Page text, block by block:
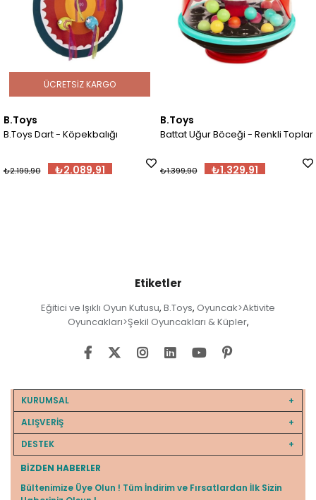
KARGO
Battat Uğur Böceği - Renkli Toplar
₺1.329,91
₺1.399,90
B.Toys Dart -
₺2.199,90
Etiketler
Eğitici ve Işıklı Oyun Kutusu, B.Toys, Oyuncak>Aktivite
Oyuncakları>Şekil Oyuncakları & Küpler,
KURUMSAL
ALIŞVERİŞ
DESTEK
BIZDEN HABERLER
Bültenimize Üye Olun ! Tüm İndirim ve Fırsatlardan İlk Sizin